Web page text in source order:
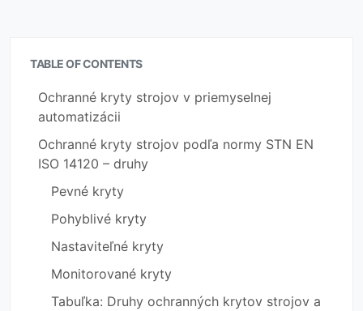
TABLE OF CONTENTS
Ochranné kryty strojov v priemyselnej
automatizácii
Ochranné kryty strojov podľa normy STN EN
ISO 14120 – druhy
Pevné kryty
Pohyblivé kryty
Nastaviteľné kryty
Monitorované kryty
Tabuľka: Druhy ochranných krytov strojov a